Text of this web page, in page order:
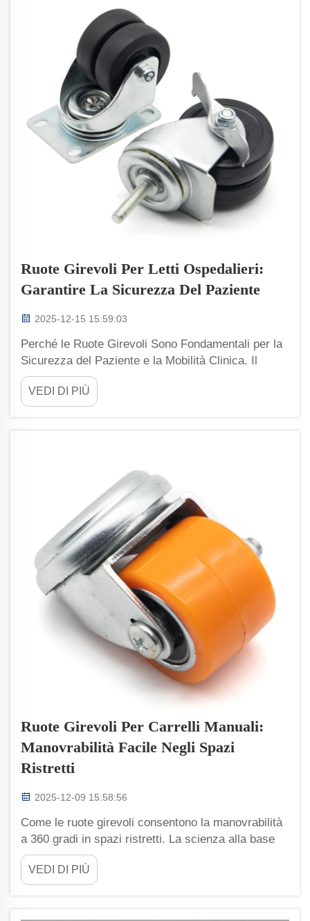
Ruote Girevoli Per Letti Ospedalieri:
Garantire La Sicurezza Del Paziente
2025-12-15 15:59:03
Perché le Ruote Girevoli Sono Fondamentali per la
Sicurezza del Paziente e la Mobilità Clinica. Il
Ruolo Critico per la Sicurezza delle Ruote Girevoli
nel Prevenire Cadute, Sollecitazioni ed Errori di
Trasporto. Le ruote girevoli svolgono un ruolo molto
VEDI DI PIÙ
Ruote Girevoli Per Carrelli Manuali:
Manovrabilità Facile Negli Spazi
Ristretti
2025-12-09 15:58:56
Come le ruote girevoli consentono la manovrabilità
a 360 gradi in spazi ristretti. La scienza alla base
della rotazione a 360 gradi e del raggio di sterzata
nullo. Le ruote girevoli funzionano grazie a un
sistema pivot che permette loro di ruotare
VEDI DI PIÙ